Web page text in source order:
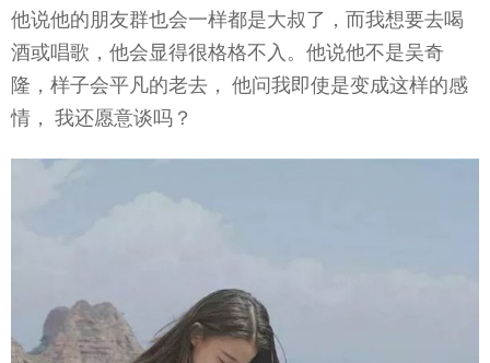
他说他的朋友群也会一样都是大叔了，而我想要去喝
酒或唱歌，他会显得很格格不入。他说他不是吴奇
隆，样子会平凡的老去， 他问我即使是变成这样的感
情， 我还愿意谈吗？